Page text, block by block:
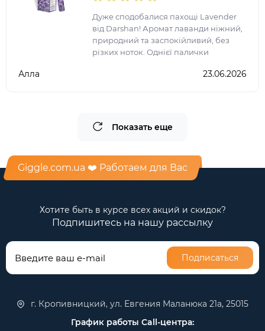
Дуже сподобалися пахощі Lavender
від Darshan! Аромат лаванди ніжний,
природний та заспокійливий, без
різких ноток. Однієї палички
атмосферою затишку, гармонії та
Алла 23.06.2026
Показать еще
Giggle.com.ua ❤️ Работаем для Вас
Хотите быть в курсе всех акций и скидок?
Подпишитесь на нашу рассылку
Подписаться
г. Кропивницкий, ул. Евгения Маланюка 21а, 25015
График работы Call-центра: